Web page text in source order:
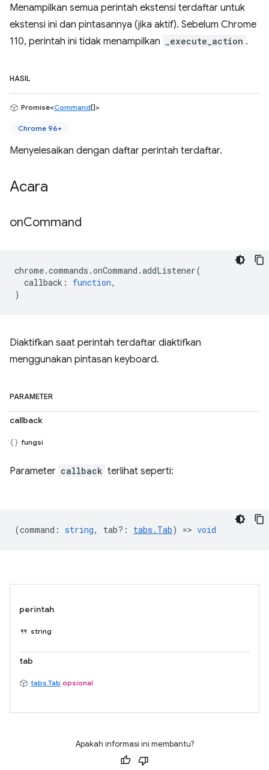
Menampilkan semua perintah ekstensi terdaftar untuk
ekstensi ini dan pintasannya (jika aktif). Sebelum Chrome
110, perintah ini tidak menampilkan
_execute_action .
HASIL
Promise<Command[]>
Chrome 96+
Menyelesaikan dengan daftar perintah terdaftar.
Acara
onCommand
chrome.commands .onCommand .addListener(
callback : function,
)
Diaktifkan saat perintah terdaftar diaktifkan
menggunakan pintasan keyboard.
PARAMETER
callback
fungsi
Parameter callback terlihat seperti:
(command : string, tab? : tabs.Tab) => void
perintah
string
tab
tabs.Tab opsional
Apakah informasi ini membantu?